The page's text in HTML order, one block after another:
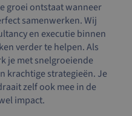
groei ontstaat wanneer
samenwerken. Wij
en executie binnen
verder te helpen. Als
je met snelgroeiende
krachtige strategieën. Je
zelf ook mee in de
impact.